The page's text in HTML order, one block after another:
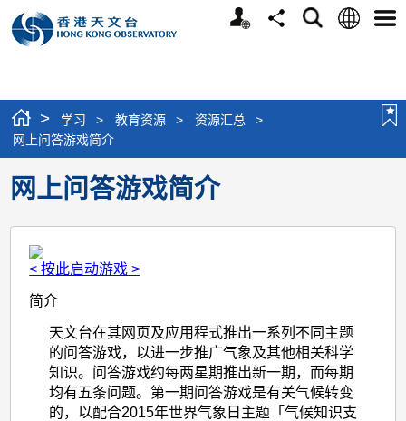
个
分
搜
语
选
> 学习 > 教育资源 > 资源汇总
>
网上问答游戏简介
网上问答游戏简介
< 按此启动游戏 >
简介
天文台在其网页及应用程式推出一系列不同主题
的问答游戏，以进一步推广气象及其他相关科学
知识。问答游戏约每两星期推出新一期，而每期
均有五条问题。第一期问答游戏是有关气候转变
的，以配合2015年世界气象日主题「气候知识支